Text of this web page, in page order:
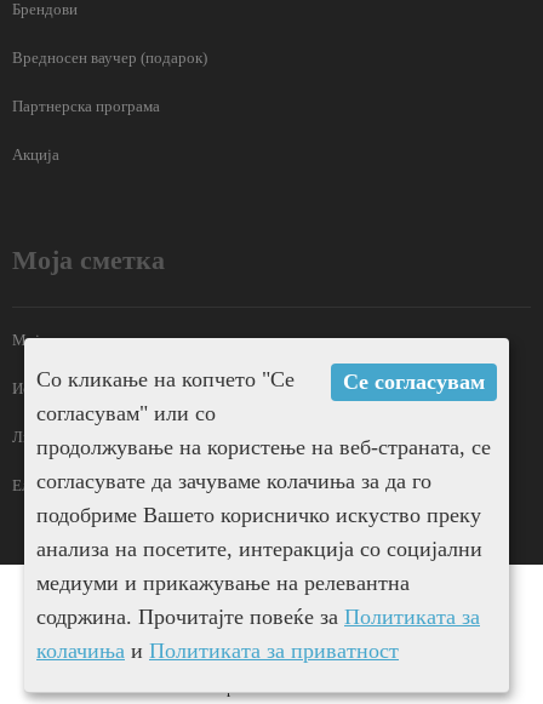
Брендови
Вредносен ваучер (подарок)
Партнерска програма
Акција
Моја сметка
Моја сметка
Историја на нарачки
Листа на желби
Електронски билтен
Restine Shop © 2026.UKION SHOPS
Се согласувам
Со кликање на копчето "Се
согласувам" или со
продолжување на користење на веб-страната, се
согласувате да зачуваме колачиња за да го
подобриме Вашето корисничко искуство преку
анализа на посетите, интеракција со социјални
медиуми и прикажување на релевантна
содржина. Прочитајте повеќе за Политиката за
колачиња и Политиката за приватност